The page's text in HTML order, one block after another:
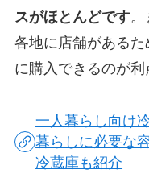
スがほとんどです。
各地に店舗がある
に購入できるのが利
一人暮らし向け
暮らしに必要な
冷蔵庫も紹介